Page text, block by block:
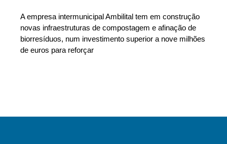
A empresa intermunicipal Ambilital tem em construção
novas infraestruturas de compostagem e afinação de
biorresíduos, num investimento superior a nove milhões
de euros para reforçar